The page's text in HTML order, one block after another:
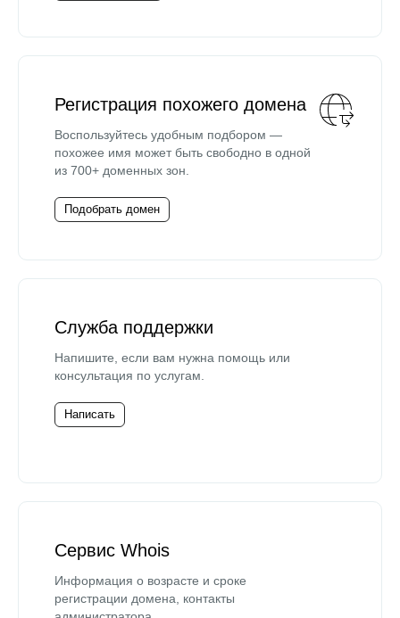
Регистрация похожего домена
Воспользуйтесь удобным подбором —
похожее имя может быть свободно в одной
из 700+ доменных зон.
Подобрать домен
Служба поддержки
Напишите, если вам нужна помощь или
консультация по услугам.
Написать
Сервис Whois
Информация о возрасте и сроке
регистрации домена, контакты